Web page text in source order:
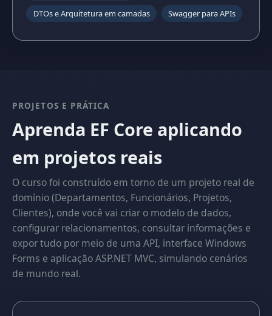
DTOs e Arquitetura em camadas
Swagger para APIs
PROJETOS E PRÁTICA
Aprenda EF Core aplicando
em projetos reais
O curso foi construído em torno de um projeto real de
domínio (Departamentos, Funcionários, Projetos,
Clientes), onde você vai criar o modelo de dados,
configurar relacionamentos, consultar informações e
expor tudo por meio de uma API, interface Windows
Forms e aplicação ASP.NET MVC, simulando cenários
de mundo real.